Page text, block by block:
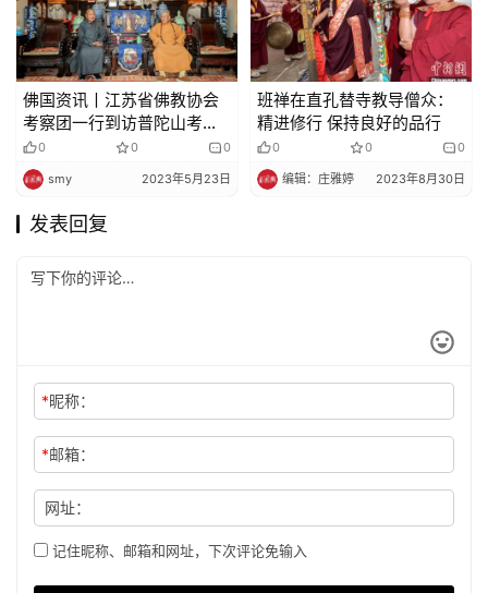
佛国资讯丨江苏省佛教协会
考察团一行到访普陀山考察
交流
0 0 0
smy 2023年5月23日
班禅在直孔替寺教导僧众：
精进修行 保持良好的品行
0 0 0
编辑：庄雅婷 2023年8月30日
发表回复
*昵称：
*邮箱：
网址：
记住昵称、邮箱和网址，下次评论免输入